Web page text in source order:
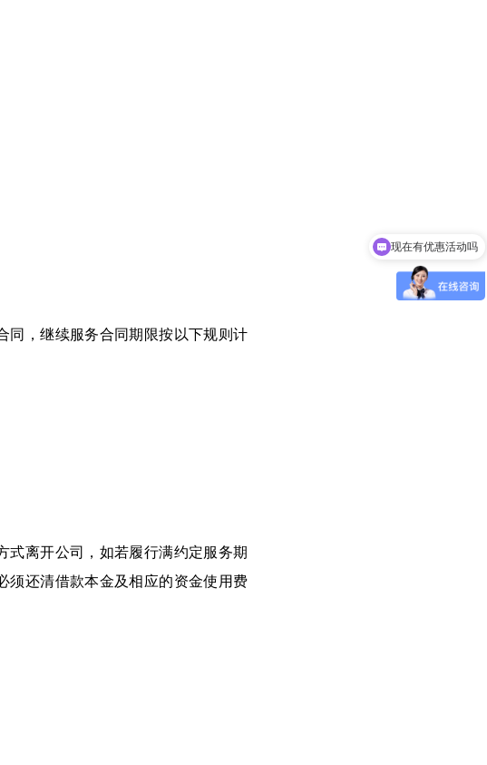
同，继续服务合同期限按以下规则计
式离开公司，如若履行满约定服务期
须还清借款本金及相应的资金使用费
可以介绍下你们的产品么